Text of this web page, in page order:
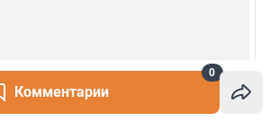
Комментарии
0